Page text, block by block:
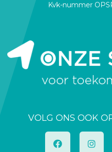
Kvk-nummer
VOLG ONS OOK